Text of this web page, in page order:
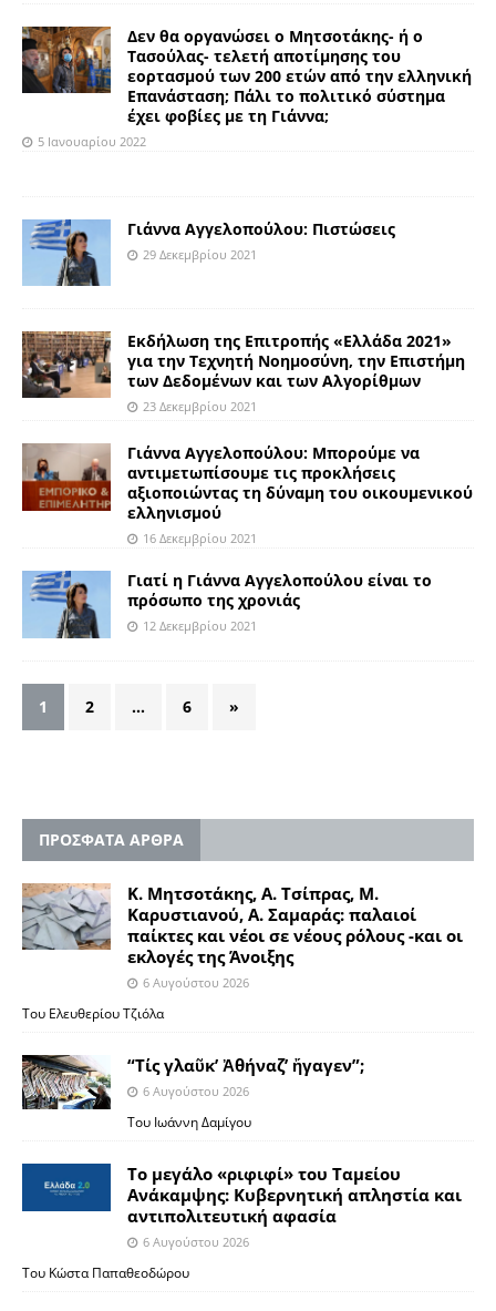
Δεν θα οργανώσει ο Μητσοτάκης- ή ο
Τασούλας- τελετή αποτίμησης του
εορτασμού των 200 ετών από την ελληνική
Επανάσταση; Πάλι το πολιτικό σύστημα
έχει φοβίες με τη Γιάννα;
5 Ιανουαρίου 2022
Γιάννα Αγγελοπούλου: Πιστώσεις
29 Δεκεμβρίου 2021
Εκδήλωση της Επιτροπής «Ελλάδα 2021»
για την Τεχνητή Νοημοσύνη, την Επιστήμη
των Δεδομένων και των Αλγορίθμων
23 Δεκεμβρίου 2021
Γιάννα Αγγελοπούλου: Μπορούμε να
αντιμετωπίσουμε τις προκλήσεις
αξιοποιώντας τη δύναμη του οικουμενικού
ελληνισμού
16 Δεκεμβρίου 2021
Γιατί η Γιάννα Αγγελοπούλου είναι το
πρόσωπο της χρονιάς
12 Δεκεμβρίου 2021
1 2 … 6 »
ΠΡΟΣΦΑΤΑ ΑΡΘΡΑ
Κ. Μητσοτάκης, Α. Τσίπρας, Μ.
Καρυστιανού, Α. Σαμαράς: παλαιοί
παίκτες και νέοι σε νέους ρόλους -και οι
εκλογές της Άνοιξης
6 Αυγούστου 2026
Του Ελευθερίου Τζιόλα
“Τίς γλαῦκ’ Ἀθήναζ’ ἤγαγεν”;
6 Αυγούστου 2026
Του Ιωάννη Δαμίγου
Το μεγάλο «ριφιφί» του Ταμείου
Ανάκαμψης: Κυβερνητική απληστία και
αντιπολιτευτική αφασία
6 Αυγούστου 2026
Του Κώστα Παπαθεοδώρου